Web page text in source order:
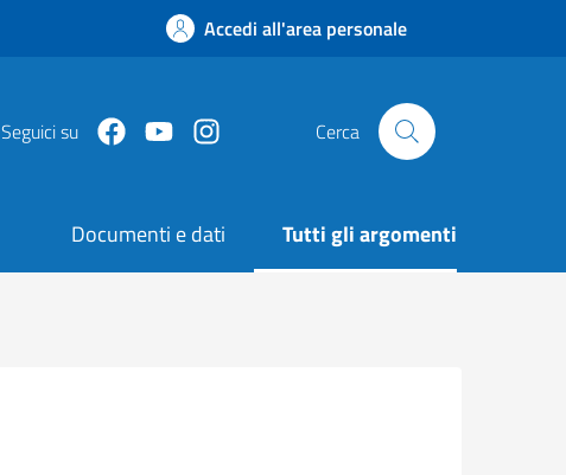
Accedi all'area personale
Seguici su FacebookYoutubeInstagram Cerca
Documenti e dati Tutti gli argomenti